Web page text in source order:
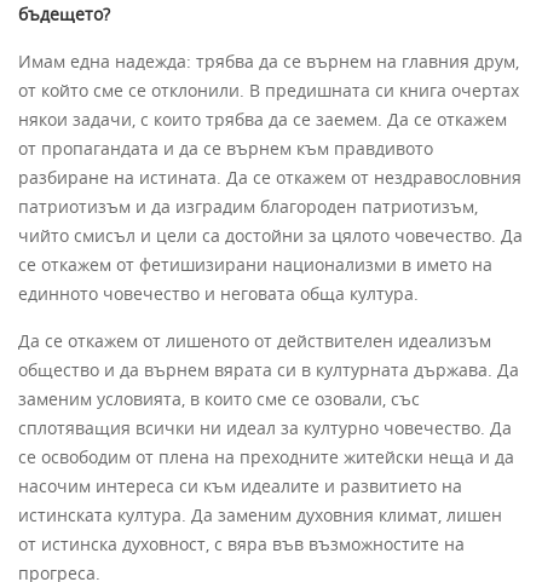
бъдещето?
Имам една надежда: трябва да се върнем на главния друм,
от който сме се отклонили. В предишната си книга очертах
някои задачи, с които трябва да се заемем. Да се откажем
от пропагандата и да се върнем към правдивото
разбиране на истината. Да се откажем от нездравословния
патриотизъм и да изградим благороден патриотизъм,
чийто смисъл и цели са достойни за цялото човечество. Да
се откажем от фетишизирани национализми в името на
единното човечество и неговата обща култура.
Да се откажем от лишеното от действителен идеализъм
общество и да върнем вярата си в културната държава. Да
заменим условията, в които сме се озовали, със
сплотяващия всички ни идеал за културно човечество. Да
се освободим от плена на преходните житейски неща и да
насочим интереса си към идеалите и развитието на
истинската култура. Да заменим духовния климат, лишен
от истинска духовност, с вяра във възможностите на
прогреса.